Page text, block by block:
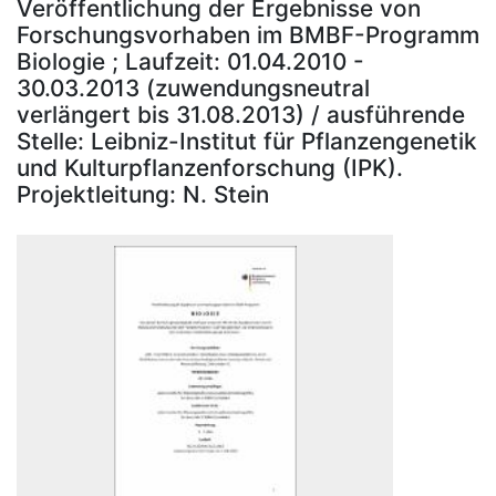
Veröffentlichung der Ergebnisse von
Forschungsvorhaben im BMBF-Programm
Biologie ; Laufzeit: 01.04.2010 -
30.03.2013 (zuwendungsneutral
verlängert bis 31.08.2013) / ausführende
Stelle: Leibniz-Institut für Pflanzengenetik
und Kulturpflanzenforschung (IPK).
Projektleitung: N. Stein